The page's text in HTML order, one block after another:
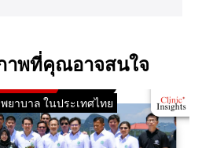
าพที่คุณอาจสนใจ
ยาบาล ในประเทศไทย